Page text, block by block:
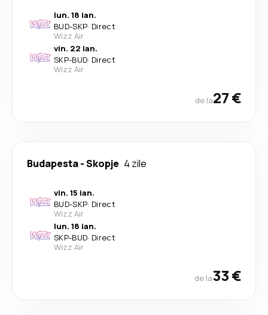
lun. 18 ian.
BUD-SKP· Direct
Wizz Air
vin. 22 ian.
SKP-BUD· Direct
Wizz Air
de la27 €
Budapesta-Skopje 4 zile
vin. 15 ian.
BUD-SKP· Direct
Wizz Air
lun. 18 ian.
SKP-BUD· Direct
Wizz Air
de la33 €